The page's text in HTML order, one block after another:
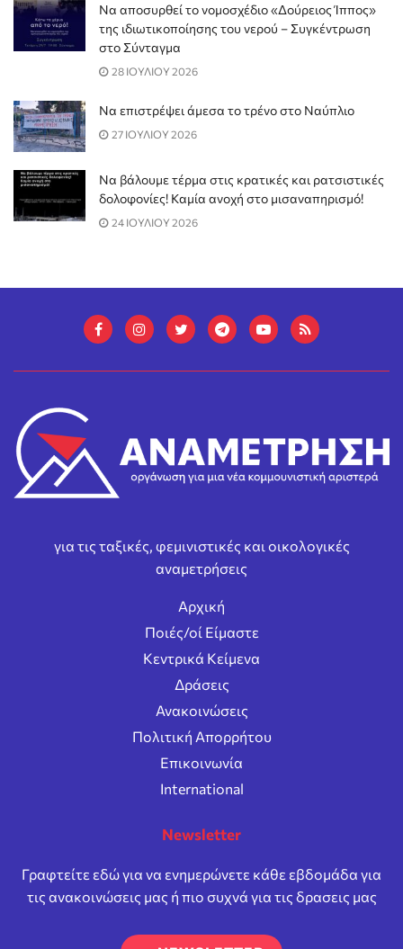
Να αποσυρθεί το νομοσχέδιο «Δούρειος Ίππος»
της ιδιωτικοποίησης του νερού – Συγκέντρωση
στο Σύνταγμα
28 ΙΟΥΛΙΟΥ 2026
Να επιστρέψει άμεσα το τρένο στο Ναύπλιο
27 ΙΟΥΛΙΟΥ 2026
Να βάλουμε τέρμα στις κρατικές και ρατσιστικές
δολοφονίες! Καμία ανοχή στο μισαναπηρισμό!
24 ΙΟΥΛΙΟΥ 2026
για τις ταξικές, φεμινιστικές και οικολογικές
αναμετρήσεις
Αρχική
Ποιές/οί Είμαστε
Κεντρικά Κείμενα
Δράσεις
Ανακοινώσεις
Πολιτική Απορρήτου
Επικοινωνία
International
Newsletter
Γραφτείτε εδώ για να ενημερώνετε κάθε εβδομάδα για
τις ανακοινώσεις μας ή πιο συχνά για τις δρασεις μας